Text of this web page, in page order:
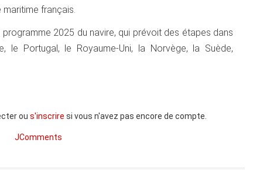
maritime français.
2025 du navire, qui prévoit des étapes dans
le Portugal, le Royaume-Uni, la Norvège, la Suède,
ou s'inscrire si vous n'avez pas encore de compte.
JComments